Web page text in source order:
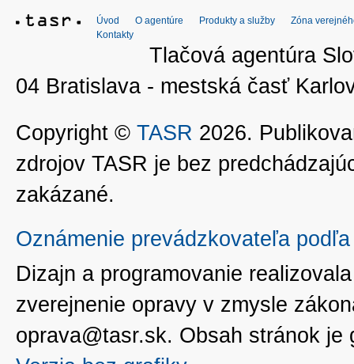
Úvod O agentúre Produkty a služby
Zóna
Kontakty
Tlačová agentúra
04 Bratislava - mestská časť
Copyright © TASR 2026.
zdrojov TASR je bez
zakázané.
Oznámenie prevádzkovateľa
Dizajn a programovanie
zverejnenie opravy v zmysle
oprava@tasr.sk. Obsah stránok